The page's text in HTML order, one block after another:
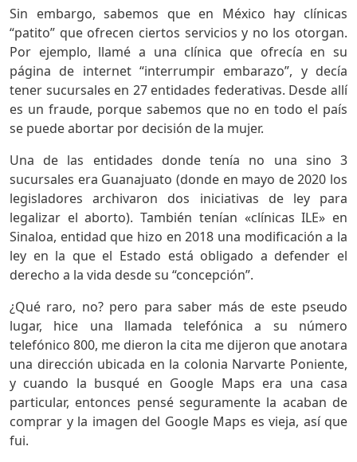
Sin embargo, sabemos que en México hay clínicas
“patito” que ofrecen ciertos servicios y no los otorgan.
Por ejemplo, llamé a una clínica que ofrecía en su
página de internet “interrumpir embarazo”, y decía
tener sucursales en 27 entidades federativas. Desde allí
es un fraude, porque sabemos que no en todo el país
se puede abortar por decisión de la mujer.
Una de las entidades donde tenía no una sino 3
sucursales era Guanajuato (donde en mayo de 2020 los
legisladores archivaron dos iniciativas de ley para
legalizar el aborto). También tenían «clínicas ILE» en
Sinaloa, entidad que hizo en 2018 una modificación a la
ley en la que el Estado está obligado a defender el
derecho a la vida desde su “concepción”.
¿Qué raro, no? pero para saber más de este pseudo
lugar, hice una llamada telefónica a su número
telefónico 800, me dieron la cita me dijeron que anotara
una dirección ubicada en la colonia Narvarte Poniente,
y cuando la busqué en Google Maps era una casa
particular, entonces pensé seguramente la acaban de
comprar y la imagen del Google Maps es vieja, así que
fui.